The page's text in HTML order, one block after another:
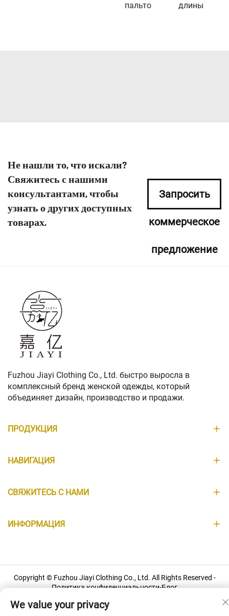
пальто
длины
Не нашли то, что искали?
Свяжитесь с нашими
консультантами, чтобы
узнать о других доступных
товарах.
Запросить
коммерческое
предложение
Fuzhou Jiayi Clothing Co., Ltd. быстро выросла в
комплексный бренд женской одежды, который
объединяет дизайн, производство и продажи.
ПРОДУКЦИЯ
НАВИГАЦИЯ
СВЯЖИТЕСЬ С НАМИ
ИНФОРМАЦИЯ
Copyright © Fuzhou Jiayi Clothing Co., Ltd. All Rights Reserved -
Политика конфиденциальности-Блог
We value your privacy